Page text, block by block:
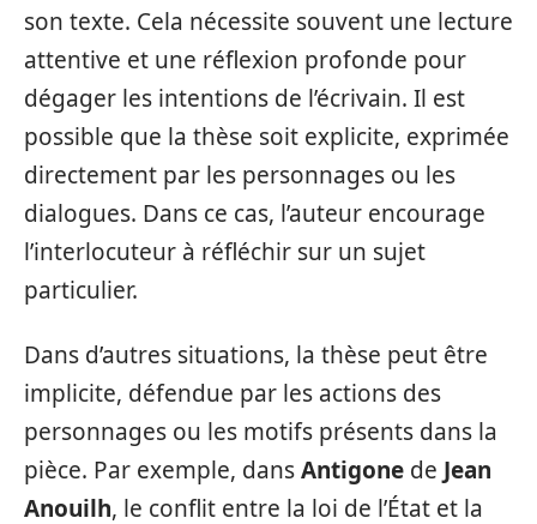
son texte. Cela nécessite souvent une lecture
attentive et une réflexion profonde pour
dégager les intentions de l’écrivain. Il est
possible que la thèse soit explicite, exprimée
directement par les personnages ou les
dialogues. Dans ce cas, l’auteur encourage
l’interlocuteur à réfléchir sur un sujet
particulier.
Dans d’autres situations, la thèse peut être
implicite, défendue par les actions des
personnages ou les motifs présents dans la
pièce. Par exemple, dansAntigone de Jean
Anouilh, le conflit entre la loi de l’État et la